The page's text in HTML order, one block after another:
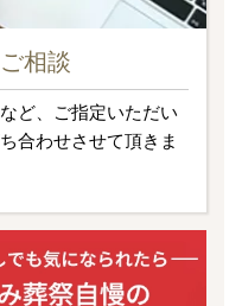
相談
ど、ご指定いただい
合わせさせて頂きま